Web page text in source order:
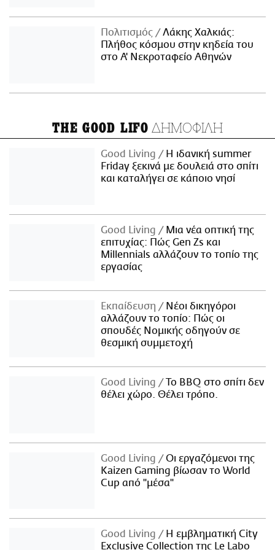
Πολιτισμός
Λάκης Χαλκιάς:
Πλήθος κόσμου στην κηδεία του
στο Α' Νεκροταφείο Αθηνών
THE GOOD LIFO ΔΗΜΟΦΙΛΗ
Good Living
Η ιδανική summer
Friday ξεκινά με δουλειά στο σπίτι
και καταλήγει σε κάποιο νησί
Good Living
Μια νέα οπτική της
επιτυχίας: Πώς Gen Zs και
Millennials αλλάζουν το τοπίο της
εργασίας
Εκπαίδευση
Νέοι δικηγόροι
αλλάζουν το τοπίο: Πώς οι
σπουδές Νομικής οδηγούν σε
θεσμική συμμετοχή
Good Living
Το BBQ στο σπίτι δεν
θέλει χώρο. Θέλει τρόπο.
Good Living
Οι εργαζόμενοι της
Kaizen Gaming βίωσαν το World
Cup από "μέσα"
Good Living
Η εμβληματική City
Exclusive Collection της Le Labo